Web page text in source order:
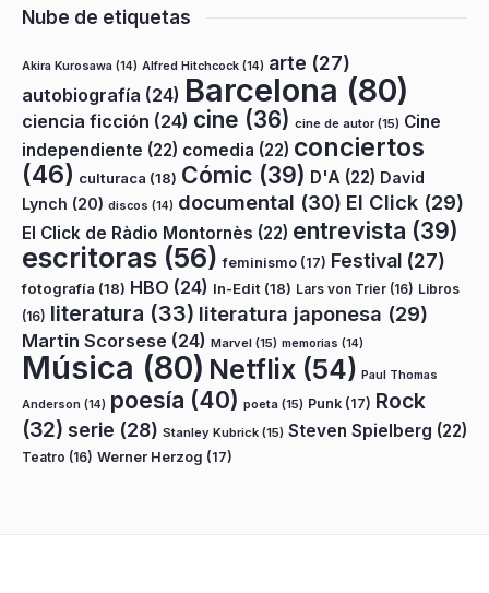
Nube de etiquetas
Akira Kurosawa (14) Alfred Hitchcock (14) arte (27)
autobiografía (24) Barcelona (80)
ciencia ficción (24) cine (36) cine de autor(15) Cine
independiente (22) comedia (22) conciertos
(46) culturaca (18) Cómic (39) D'A (22) David
Lynch (20) discos (14) documental (30) El Click (29)
El Click de Ràdio Montornès (22) entrevista (39)
escritoras (56) feminismo (17) Festival (27)
fotografía (18) HBO (24) In-Edit (18) Lars von Trier (16) Libros
(16) literatura (33) literatura japonesa (29)
Martin Scorsese (24) Marvel (15) memorias (14)
Música (80) Netflix (54) Paul Thomas
Anderson (14) poesía (40) poeta (15) Punk (17) Rock
(32) serie (28) Stanley Kubrick (15) Steven Spielberg (22)
Teatro (16) Werner Herzog (17)